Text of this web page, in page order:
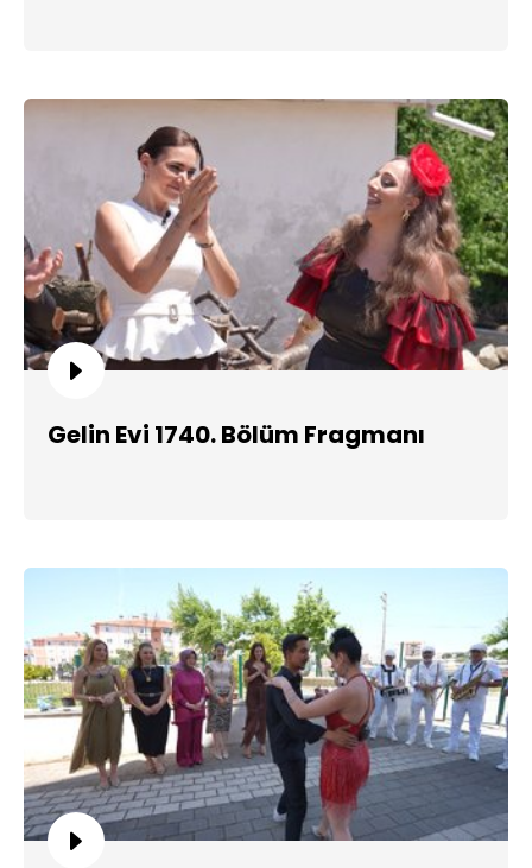
Gelin Evi 1740. Bölüm Fragmanı